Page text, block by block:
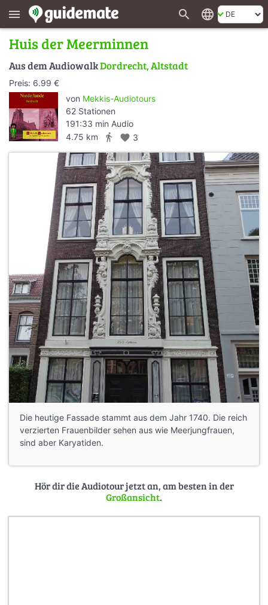
menu search language
Huis der Meerminnen
Aus dem AudiowalkDordrecht, Altstadt
Preis: 6.99 €
von Mekkis-Audiotours
62 Stationen
191:33 min Audio
4.75 km
directions_walk favorite 3
Die heutige Fassade stammt aus dem Jahr 1740. Die reich
verzierten Frauenbilder sehen aus wie Meerjungfrauen,
sind aber Karyatiden.
Hör dir die Audiotour jetzt an, am besten in der
Großansicht.